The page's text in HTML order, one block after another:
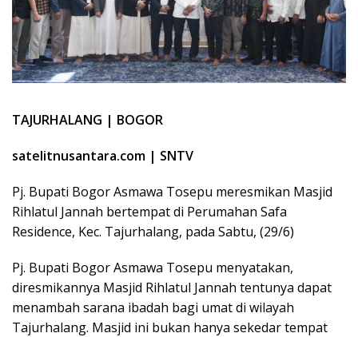
TAJURHALANG | BOGOR
satelitnusantara.com | SNTV
Pj. Bupati Bogor Asmawa Tosepu meresmikan Masjid
Rihlatul Jannah bertempat di Perumahan Safa
Residence, Kec. Tajurhalang, pada Sabtu, (29/6)
Pj. Bupati Bogor Asmawa Tosepu menyatakan,
diresmikannya Masjid Rihlatul Jannah tentunya dapat
menambah sarana ibadah bagi umat di wilayah
Tajurhalang. Masjid ini bukan hanya sekedar tempat